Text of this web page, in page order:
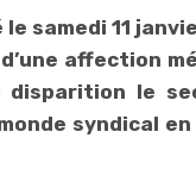
le samedi 11
affection
disparition le
syndical